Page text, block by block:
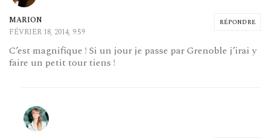
RÉPONDRE
MARION
FÉVRIER 18, 2014, 9:59
C’est magnifique ! Si un jour je passe par Grenoble j’irai y
faire un petit tour tiens !